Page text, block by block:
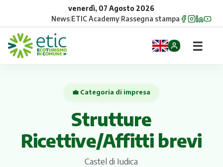
venerdì, 07 Agosto 2026
News|ETIC Academy|Rassegna stampa
Aziende
☰
💼 Categoria di impresa
Strutture
Ricettive/Affitti brevi
Castel di Iudica